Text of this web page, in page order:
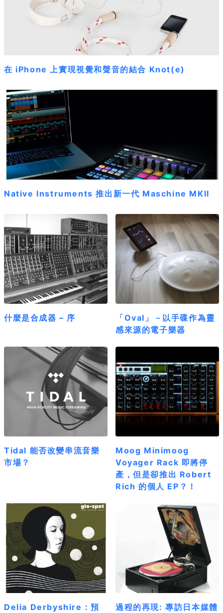
在 iPhone 上實現視覺和聲音的結合 Knot(e)
Native Instruments 推出新一代 Maschine MKII
什麼是合成器 – 序
「Oval」－以手碟作為靈
感來源的電子樂器
Tidal 能否改變串流音樂
市場？
Moog Minimoog
Voyager Rack 即將停
產，但是卻推出 Robert
Rich 的個人 EP？！
Delia Derbyshire：預
過程的再現: 專訪日本媒體